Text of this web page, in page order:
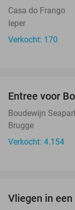
Casa do Frango
Ieper
Verkocht: 170
Entree voor
Boudewijn
Brugge
Verkocht: 4.154
Vliegen in